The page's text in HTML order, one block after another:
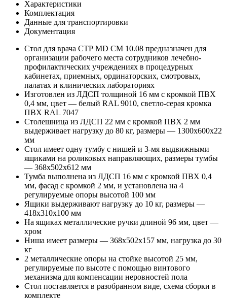
Характеристики
Комплектация
Данные для транспортировки
Документация
Стол для врача СТР MD СМ 10.08 предназначен для
организации рабочего места сотрудников лечебно-
профилактических учреждениях в процедурных
кабинетах, приемных, ординаторских, смотровых,
палатах и клинических лабораториях
Изготовлен из ЛДСП толщиной 16 мм с кромкой ПВХ
0,4 мм, цвет — белый RAL 9010, светло-серая кромка
ПВХ RAL 7047
Столешница из ЛДСП 22 мм с кромкой ПВХ 2 мм
выдерживает нагрузку до 80 кг, размеры — 1300x600x22
мм
Стол имеет одну тумбу с нишей и 3-мя выдвижными
ящиками на роликовых направляющих, размеры тумбы
— 368х502х612 мм
Тумба выполнена из ЛДСП 16 мм с кромкой ПВХ 0,4
мм, фасад с кромкой 2 мм, и установлена на 4
регулируемые опоры высотой 100 мм
Ящики выдерживают нагрузку до 10 кг, размеры —
418x310x100 мм
На ящиках металлические ручки длиной 96 мм, цвет —
хром
Ниша имеет размеры — 368x502x157 мм, нагрузка до 30
кг
2 металлические опоры на стойке высотой 25 мм,
регулируемые по высоте с помощью винтового
механизма для компенсации неровностей пола
Стол поставляется в разобранном виде, схема сборки в
комплекте